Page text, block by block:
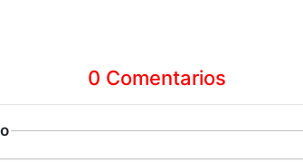
0 Comentarios